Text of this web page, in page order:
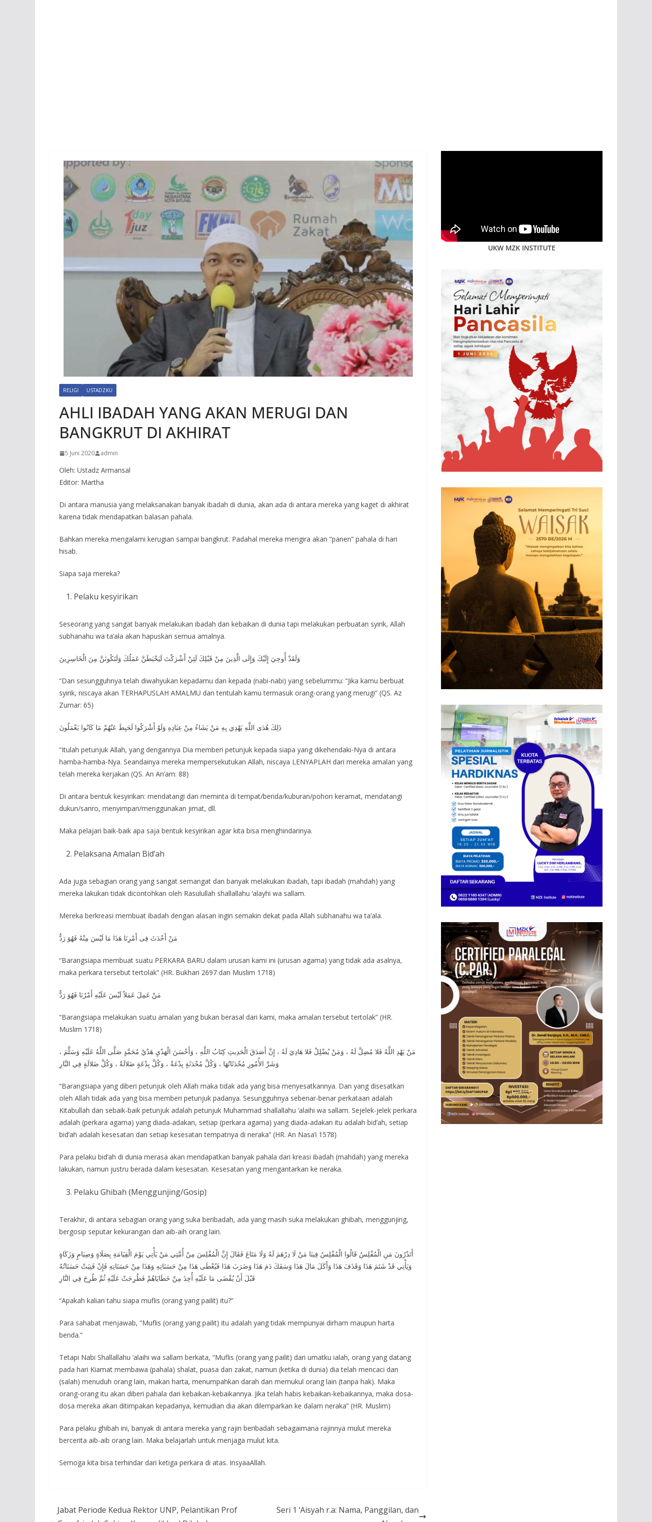
RELIGI USTADZKU
AHLI IBADAH YANG AKAN MERUGI DAN
BANGKRUT DI AKHIRAT
5 Juni 2020 admin
Oleh: Ustadz Armansal
Editor: Martha
Di antara manusia yang melaksanakan banyak ibadah di dunia, akan ada di antara mereka yang kaget di akhirat
karena tidak mendapatkan balasan pahala.
Bahkan mereka mengalami kerugian sampai bangkrut. Padahal mereka mengira akan “panen” pahala di hari
hisab.
Siapa saja mereka?
Pelaku kesyirikan
Seseorang yang sangat banyak melakukan ibadah dan kebaikan di dunia tapi melakukan perbuatan syirik, Allah
subhanahu wa ta’ala akan hapuskan semua amalnya.
وَلَقَدْ أُوحِيَ إِلَيْكَ وَإِلَى الَّذِينَ مِنْ قَبْلِكَ لَئِنْ أَشْرَكْتَ لَيَحْبَطَنَّ عَمَلُكَ وَلَتَكُونَنَّ مِنَ الْخَاسِرِينَ
“Dan sesungguhnya telah diwahyukan kepadamu dan kepada (nabi-nabi) yang sebelummu: “Jika kamu berbuat
syirik, niscaya akan TERHAPUSLAH AMALMU dan tentulah kamu termasuk orang-orang yang merugi” (QS. Az
Zumar: 65)
ذَلِكَ هُدَى اللَّهِ يَهْدِي بِهِ مَنْ يَشَاءُ مِنْ عِبَادِهِ وَلَوْ أَشْرَكُوا لَحَبِطَ عَنْهُمْ مَا كَانُوا يَعْمَلُونَ
“Itulah petunjuk Allah, yang dengannya Dia memberi petunjuk kepada siapa yang dikehendaki-Nya di antara
hamba-hamba-Nya. Seandainya mereka mempersekutukan Allah, niscaya LENYAPLAH dari mereka amalan yang
telah mereka kerjakan (QS. An An’am: 88)
Di antara bentuk kesyirikan: mendatangi dan meminta di tempat/benda/kuburan/pohon keramat, mendatangi
dukun/sanro, menyimpan/menggunakan jimat, dll.
Maka pelajari baik-baik apa saja bentuk kesyirikan agar kita bisa menghindarinya.
Pelaksana Amalan Bid’ah
Ada juga sebagian orang yang sangat semangat dan banyak melakukan ibadah, tapi ibadah (mahdah) yang
mereka lakukan tidak dicontohkan oleh Rasulullah shallallahu ‘alayhi wa sallam.
Mereka berkreasi membuat ibadah dengan alasan ingin semakin dekat pada Allah subhanahu wa ta’ala.
مَنْ أَحْدَثَ فِى أَمْرِنَا هَذَا مَا لَيْسَ مِنْهُ فَهُوَ رَدٌّ
“Barangsiapa membuat suatu PERKARA BARU dalam urusan kami ini (urusan agama) yang tidak ada asalnya,
maka perkara tersebut tertolak” (HR. Bukhari 2697 dan Muslim 1718)
مَنْ عَمِلَ عَمَلاً لَيْسَ عَلَيْهِ أَمْرُنَا فَهُوَ رَدٌّ
“Barangsiapa melakukan suatu amalan yang bukan berasal dari kami, maka amalan tersebut tertolak” (HR.
Muslim 1718)
مَنْ يَهْدِ اللَّهُ فَلا مُضِلَّ لَهُ ، وَمَنْ يُضْلِلْ فَلا هَادِيَ لَهُ ، إِنَّ أَصَدَقَ الْحَدِيثِ كِتَابُ اللَّهِ ، وَأَحْسَنَ الْهَدْيِ هَدْيُ مُحَمَّدٍ صَلَّى اللَّهُ عَلَيْهِ وَسَلَّمَ ،
وَشَرَّ الأُمُورِ مُحْدَثَاتُهَا ، وَكُلَّ مُحْدَثَةٍ بِدْعَةٌ ، وَكُلَّ بِدْعَةٍ ضَلالَةٌ ، وَكُلَّ ضَلالَةٍ فِي النَّارِ
“Barangsiapa yang diberi petunjuk oleh Allah maka tidak ada yang bisa menyesatkannya. Dan yang disesatkan
oleh Allah tidak ada yang bisa memberi petunjuk padanya. Sesungguhnya sebenar-benar perkataan adalah
Kitabullah dan sebaik-baik petunjuk adalah petunjuk Muhammad shallallahu ‘alaihi wa sallam. Sejelek-jelek perkara
adalah (perkara agama) yang diada-adakan, setiap (perkara agama) yang diada-adakan itu adalah bid’ah, setiap
bid’ah adalah kesesatan dan setiap kesesatan tempatnya di neraka” (HR. An Nasa’i 1578)
Para pelaku bid’ah di dunia merasa akan mendapatkan banyak pahala dari kreasi ibadah (mahdah) yang mereka
lakukan, namun justru berada dalam kesesatan. Kesesatan yang mengantarkan ke neraka.
Pelaku Ghibah (Menggunjing/Gosip)
Terakhir, di antara sebagian orang yang suka beribadah, ada yang masih suka melakukan ghibah, menggunjing,
bergosip seputar kekurangan dan aib-aih orang lain.
أَتَدْرُونَ مَنِ الْمُفْلِسُ قَالُوا الْمُفْلِسُ فِينَا مَنْ لَا دِرْهَمَ لَهُ وَلَا مَتَاعَ فَقَالَ إِنَّ الْمُفْلِسَ مِنْ أُمَّتِي مَنْ يَأْتِي يَوْمَ الْقِيَامَةِ بِصَلَاةٍ وَصِيَامٍ وَزَكَاةٍ
وَيَأْتِي قَدْ شَتَمَ هَذَا وَقَذَفَ هَذَا وَأَكَلَ مَالَ هَذَا وَسَفَكَ دَمَ هَذَا وَضَرَبَ هَذَا فَيُعْطَى هَذَا مِنْ حَسَنَاتِهِ وَهَذَا مِنْ حَسَنَاتِهِ فَإِنْ فَنِيَتْ حَسَنَاتُهُ
قَبْلَ أَنْ يُقْضَى مَا عَلَيْهِ أُخِذَ مِنْ خَطَايَاهُمْ فَطُرِحَتْ عَلَيْهِ ثُمَّ طُرِحَ فِي النَّارِ
“Apakah kalian tahu siapa muflis (orang yang pailit) itu?”
Para sahabat menjawab, ”Muflis (orang yang pailit) itu adalah yang tidak mempunyai dirham maupun harta
benda.”
Tetapi Nabi Shallallahu ‘alaihi wa sallam berkata, “Muflis (orang yang pailit) dari umatku ialah, orang yang datang
pada hari Kiamat membawa (pahala) shalat, puasa dan zakat, namun (ketika di dunia) dia telah mencaci dan
(salah) menuduh orang lain, makan harta, menumpahkan darah dan memukul orang lain (tanpa hak). Maka
orang-orang itu akan diberi pahala dari kebaikan-kebaikannya. Jika telah habis kebaikan-kebaikannya, maka dosa-
dosa mereka akan ditimpakan kepadanya, kemudian dia akan dilemparkan ke dalam neraka” (HR. Muslim)
Para pelaku ghibah ini, banyak di antara mereka yang rajin beribadah sebagaimana rajinnya mulut mereka
bercerita aib-aib orang lain. Maka belajarlah untuk menjaga mulut kita.
Semoga kita bisa terhindar dari ketiga perkara di atas. InsyaaAllah.
Jabat Periode Kedua Rektor UNP, Pelantikan Prof
Seri 1 ‘Aisyah r.a: Nama, Panggilan, dan
UKW MZK INSTITUTE